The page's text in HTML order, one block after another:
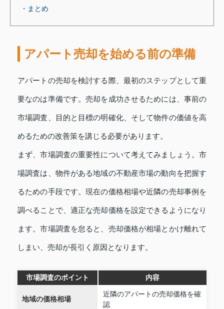
・まとめ
アパート売却を始める前の準備
アパートの売却を検討する際、最初のステップとして重
要なのは準備です。売却を成功させるためには、事前の
市場調査、目的と目標の明確化、そして物件の価値を高
めるための改善策を講じる必要があります。
まず、市場調査の重要性について考えてみましょう。市
場調査は、物件がある地域の不動産市場の動向を把握す
るための手段です。現在の価格相場や近隣の売却事例を
調べることで、適正な売却価格を設定できるようになり
ます。市場調査を怠ると、売却価格が相場とかけ離れて
しまい、売却が長引く原因となります。
市場調査のポイント 内容
地域の価格相場
近隣のアパートの売却価格を確
認